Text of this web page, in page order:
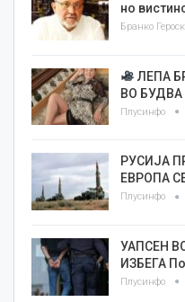
но
Бранко
ЛЕПА
ВО БУДВА
Плусинфо
РУСИЈА
ЕВРОПА
Плусинфо
УАПСЕН
ИЗБЕГА
Плусинфо